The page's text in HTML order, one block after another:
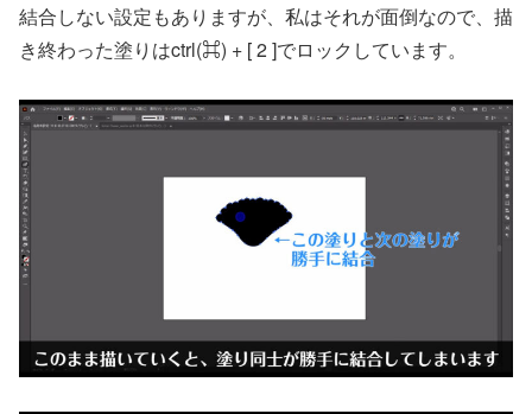
結合しない設定もありますが、私はそれが面倒なので、描
き終わった塗りはctrl(⌘) + [ 2 ]でロックしています。